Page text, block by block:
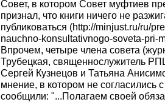
Совет, в котором Совет муфтиев
признал, что книги ничего не
публиковаться (http://minjust.ru/ru/
nauchno-konsultativnogo-soveta-pri-
Впрочем, четыре члена совета
Трубецкая, священнослужитель
Сергей Кузнецов и Татьяна
мнение, в котором не согласились
сообщили: "...Полагаем своей